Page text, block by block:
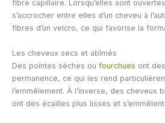
fibre capillaire. Lorsqu’elles sont
s’accrocher entre elles d’un cheveu à
fibres d’un velcro, ce qui favorise la
Les cheveux secs et abîmés
Des pointes sèches ou fourchues ont
permanence, ce qui les rend
l’emmêlement. À l’inverse, des cheveux
ont des écailles plus lisses et